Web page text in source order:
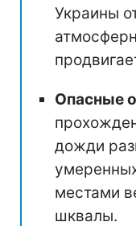
Украины
Опасные
дожди
местами
шквалы.